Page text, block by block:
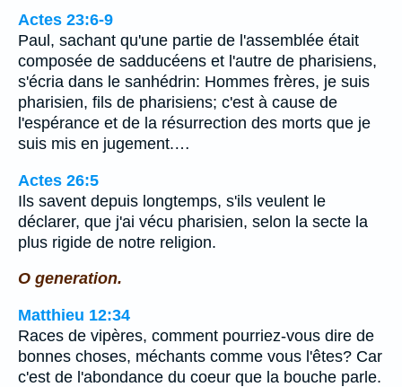
Actes 23:6-9
Paul, sachant qu'une partie de l'assemblée était
composée de sadducéens et l'autre de pharisiens,
s'écria dans le sanhédrin: Hommes frères, je suis
pharisien, fils de pharisiens; c'est à cause de
l'espérance et de la résurrection des morts que je
suis mis en jugement.…
Actes 26:5
Ils savent depuis longtemps, s'ils veulent le
déclarer, que j'ai vécu pharisien, selon la secte la
plus rigide de notre religion.
O generation.
Matthieu 12:34
Races de vipères, comment pourriez-vous dire de
bonnes choses, méchants comme vous l'êtes? Car
c'est de l'abondance du coeur que la bouche parle.